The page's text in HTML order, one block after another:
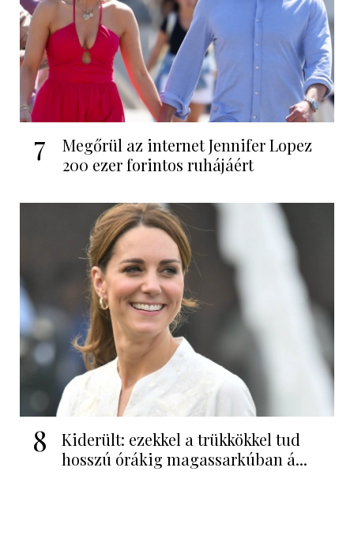
7
Megőrül az internet Jennifer Lopez
200 ezer forintos ruhájáért
8
Kiderült: ezekkel a trükkökkel tud
hosszú órákig magassarkúban á...